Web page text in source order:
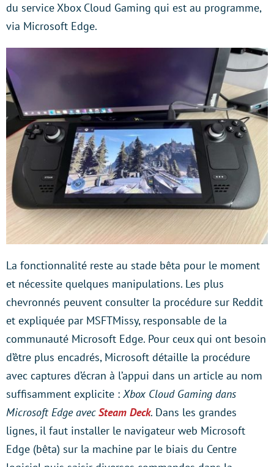
du service Xbox Cloud Gaming qui est au programme,
via Microsoft Edge.
La fonctionnalité reste au stade bêta pour le moment
et nécessite quelques manipulations. Les plus
chevronnés peuvent consulter la procédure sur Reddit
et expliquée par MSFTMissy, responsable de la
communauté Microsoft Edge. Pour ceux qui ont besoin
d’être plus encadrés, Microsoft détaille la procédure
avec captures d’écran à l’appui dans un article au nom
suffisamment explicite : Xbox Cloud Gaming dans
Microsoft Edge avecSteam Deck. Dans les grandes
lignes, il faut installer le navigateur web Microsoft
Edge (bêta) sur la machine par le biais du Centre